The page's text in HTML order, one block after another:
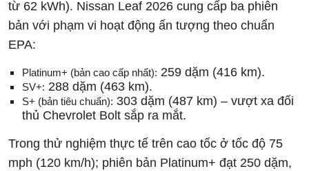
từ 62 kWh). Nissan Leaf 2026 cung cấp ba phiên
bản với phạm vi hoạt động ấn tượng theo chuẩn
EPA:
Platinum+ (bản cao cấp nhất): 259 dặm (416 km).
SV+: 288 dặm (463 km).
S+ (bản tiêu chuẩn): 303 dặm (487 km) – vượt xa đối
thủ Chevrolet Bolt sắp ra mắt.
Trong thử nghiệm thực tế trên cao tốc ở tốc độ 75
mph (120 km/h); phiên bản Platinum+ đạt 250 dặm,